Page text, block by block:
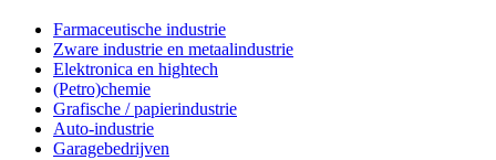
Farmaceutische industrie
Zware industrie en metaalindustrie
Elektronica en hightech
(Petro)chemie
Grafische / papierindustrie
Auto-industrie
Garagebedrijven